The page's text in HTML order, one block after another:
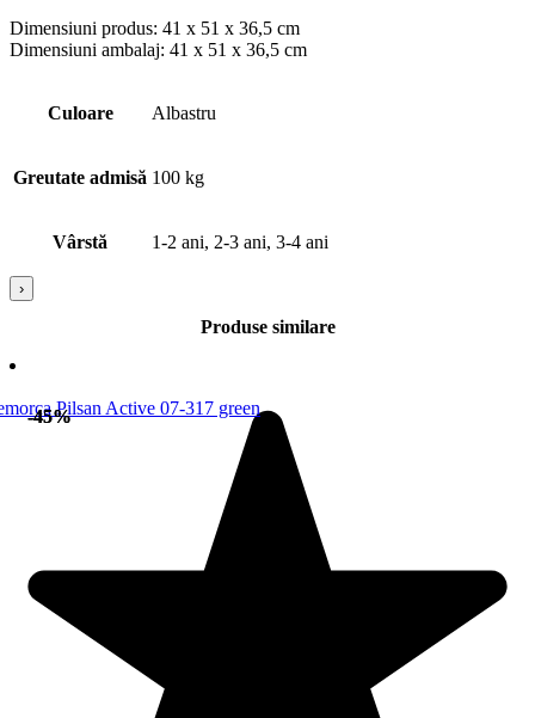
Dimensiuni produs: 41 x 51 x 36,5 cm
Dimensiuni ambalaj: 41 x 51 x 36,5 cm
Culoare Albastru
Greutate admisă 100 kg
Vârstă 1-2 ani, 2-3 ani, 3-4 ani
›
Produse similare
-45%
-45%